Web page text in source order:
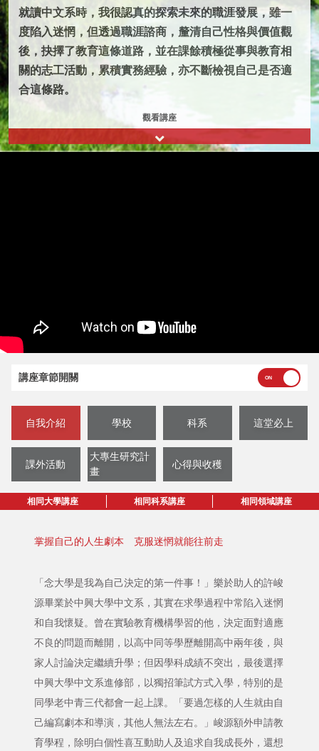
就讀中文系時，我很認真的探索未來的職涯發展，雖一
度陷入迷惘，但透過職涯諮商，釐清自己性格與價值觀
後，抉擇了教育這條道路，並在課餘積極從事與教育相
關的志工活動，累積實務經驗，亦不斷檢視自己是否適
合這條路。
觀看講座
講座章節開關
自我介紹 學校 科系 這堂必上
課外活動
大專生研究計
畫
心得與收穫
相同大學講座 相同科系講座 相同領域講座
掌握自己的人生劇本 克服迷惘就能往前走
「念大學是我為自己決定的第一件事！」樂於助人的許峻
源畢業於中興大學中文系，其實在求學過程中常陷入迷惘
和自我懷疑。曾在實驗教育機構學習的他，決定面對適應
不良的問題而離開，以高中同等學歷離開高中兩年後，與
家人討論決定繼續升學；但因學科成績不突出，最後選擇
中興大學中文系進修部，以獨招筆試方式入學，特別的是
同學老中青三代都會一起上課。「要過怎樣的人生就由自
己編寫劇本和導演，其他人無法左右。」峻源額外申請教
育學程，除明白個性喜互動助人及追求自我成長外，還想